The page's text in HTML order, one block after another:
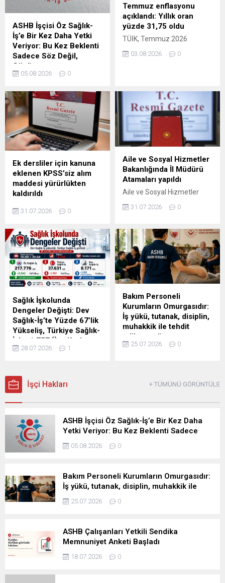
ASHB İşçisi Öz Sağlık-
İş’e Bir Kez Daha Yetki
Veriyor: Bu Kez Beklenti
Sadece Söz Değil,
Çözüm
Aile ve Sosyal Hizmetler
çalışan işçileri kapsayacak
2027-2028 dönemi toplu iş
sözleşmesi öncesinde yetki
yarışı şekillenmeye başladı.
Öz Sağlık-İş Sendikası
tarafından teşkilat
yöneticilerine ve üyelere
gönderildiği anlaşılan
mesajda, yeni dönem toplu
iş sözleşmesi için gerekli
sağlandığı ve sendikanın
masasına oturmaya hak...
05.08.2026 0
Temmuz enflasyonu
açıklandı: Yıllık oran
yüzde 31,75 oldu
TÜİK, Temmuz 2026
1,78, yıllık yüzde 31,75
03.08.2026 0
Ek dersliler için kanuna
eklenen KPSS’siz alım
maddesi yürürlükten
kaldırıldı
Alımında Mülakat Hükmü
Hizmetler Bakanlığında
sözleşmeli sosyal hizmet
personeli alımlarına ilişkin
önemli bir değişiklik yapıldı.
31 Temmuz 2026 tarihli
Resmî Gazete’de
yayımlanan düzenlemeyle,
ek derslilerin KPSS olmadan,
sosyal hizmet personeli
kadrolarına atanmasına
dair Bakanlıkça yapılacak
yazılı ve/veya sözlü sınav
öngören...
31.07.2026 0
Aile ve Sosyal Hizmetler
Bakanlığında İl Müdürü
Atamaları yapıldı
Aile ve Sosyal Hizmetler
müdürleri görevden
Manisa, Diyarbakır, Malatya,
Elazığ, Erzincan ve Bilecik il
müdürlüklerine yeni
atamalar yapıldı.
Cumhurbaşkanı Recep
Tayyip Erdoğan’ın imzasıyla
yayımlanan 2026/205 ve
2026/206 sayılı kararlar
kapsamında Aile ve Sosyal
Hizmetler Bakanlığının taşra
teşkilatında önemli görev
değişikliklerine gidildi. Üç il
31.07.2026 0
Sağlık İşkolunda
Dengeler Değişti: Dev
Sağlık-İş’te Yüzde 67’lik
Yükseliş, Türkiye Sağlık-
İş’te 1.757 Üye Kaybı
Çalışma ve Sosyal Güvenlik
Temmuz 2026 işkolu
istatistiklerinin
karşılaştırılması, sağlık ve
sosyal hizmetler işkolundaki
sendikal dengelerin altı ayda
önemli ölçüde değiştiğini
ortaya koydu. Ocak 2026’da
794 bin 898 olan sağlık ve
toplam işçi sayısı, Temmuz
2026’da 792 bin 568’e
geriledi. Böylece işkolunda...
28.07.2026 1
Bakım Personeli
Kurumların Omurgasıdır:
İş yükü, tutanak, disiplin,
muhakkik ile tehdit
edilmemeli
İnsan hayatına dokunan
görev tanımı dışındaki işlere,
Hizmetler Bakanlığına bağlı
kuruluşlarda çalışan bakım
insanların hayatına
doğrudan dokunuyor.
25.07.2026 0
İşçi Hakları + TÜMÜNÜ GÖRÜNTÜLE
ASHB İşçisi Öz Sağlık-İş’e Bir Kez Daha
Yetki Veriyor: Bu Kez Beklenti Sadece
Söz Değil, Çözüm
05.08.2026 0
Bakım Personeli Kurumların Omurgasıdır:
İş yükü, tutanak, disiplin, muhakkik ile
tehdit edilmemeli
25.07.2026 0
ASHB Çalışanları Yetkili Sendika
Memnuniyet Anketi Başladı
18.07.2026 0